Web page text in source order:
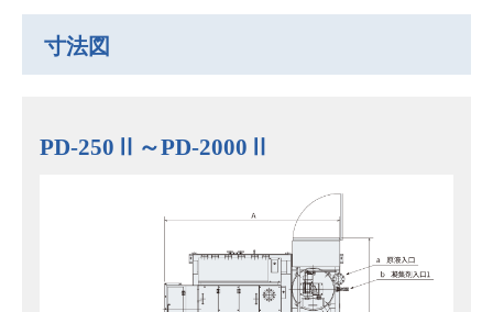
寸法図
PD-250Ⅱ～PD-2000Ⅱ